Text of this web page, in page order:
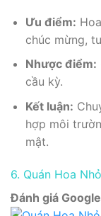
Ưu điểm:
chúc mừng,
Nhược điểm:
cầu kỳ.
Kết luận:
hợp môi
mật.
6. Quán Hoa
Đánh giá